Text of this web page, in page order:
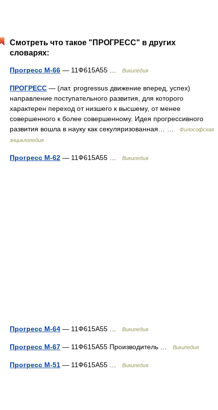
Смотреть что такое "ПРОГРЕСС" в других
словарях:
Прогресс М-66 — 11Ф615А55 … Википедия
ПРОГРЕСС — (лат. progressus движение вперед, успех)
направление поступательного развития, для которого
характерен переход от низшего к высшему, от менее
совершенного к более совершенному. Идея прогрессивного
развития вошла в науку как секуляризованная… …
Философская
энциклопедия
Прогресс М-62 — 11Ф615А55 … Википедия
Прогресс М-64 — 11Ф615А55 … Википедия
Прогресс М-67 — 11Ф615А55 Производитель … Википедия
Прогресс М-51 — 11Ф615А55 … Википедия